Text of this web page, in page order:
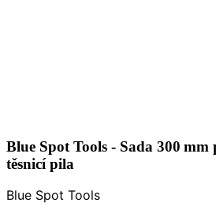
Blue Spot Tools - Sada 300 mm
těsnicí pila
Blue Spot Tools